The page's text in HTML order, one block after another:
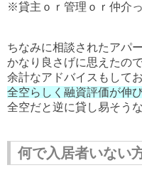
※貸主ｏｒ管理ｏｒ仲介
ちなみに相談されたアパ
かなり良さげに思えたの
余計なアドバイスもして
全空らしく融資評価が伸
全空だと逆に貸し易そう
何で入居者いない